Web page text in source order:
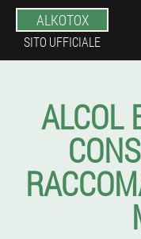
ALKOTOX
SITO UFFICIALE
ALCOL